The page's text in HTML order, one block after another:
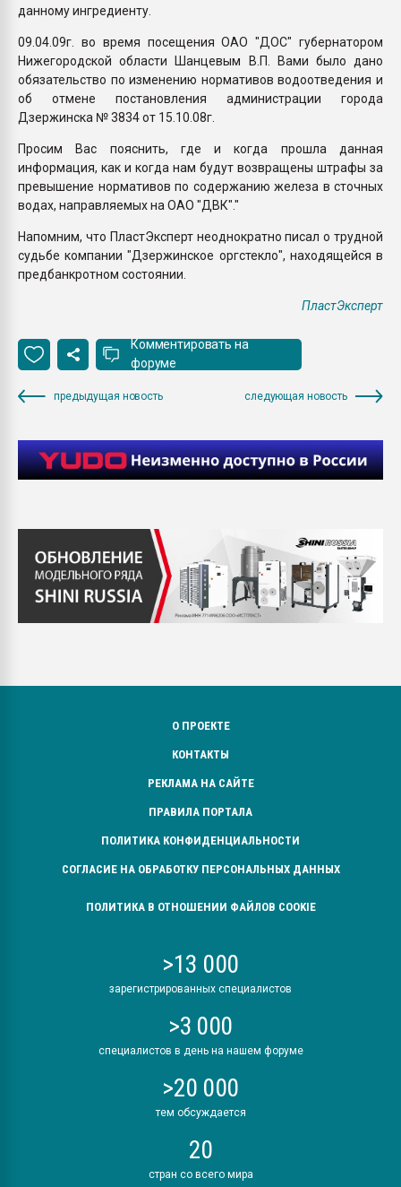
данному ингредиенту.
09.04.09г. во время посещения ОАО "ДОС" губернатором
Нижегородской области Шанцевым В.П. Вами было дано
обязательство по изменению нормативов водоотведения и
об отмене постановления администрации города
Дзержинска № 3834 от 15.10.08г.
Просим Вас пояснить, где и когда прошла данная
информация, как и когда нам будут возвращены штрафы за
превышение нормативов по содержанию железа в сточных
водах, направляемых на ОАО "ДВК"."
Напомним, что ПластЭксперт неоднократно писал о трудной
судьбе компании "Дзержинское оргстекло", находящейся в
предбанкротном состоянии.
ПластЭксперт
Комментировать на
форуме
предыдущая новость следующая новость
О ПРОЕКТЕ
КОНТАКТЫ
РЕКЛАМА НА САЙТЕ
ПРАВИЛА ПОРТАЛА
ПОЛИТИКА КОНФИДЕНЦИАЛЬНОСТИ
СОГЛАСИЕ НА ОБРАБОТКУ ПЕРСОНАЛЬНЫХ ДАННЫХ
ПОЛИТИКА В ОТНОШЕНИИ ФАЙЛОВ COOKIE
>13 000
зарегистрированных специалистов
>3 000
специалистов в день на нашем форуме
>20 000
тем обсуждается
20
стран со всего мира